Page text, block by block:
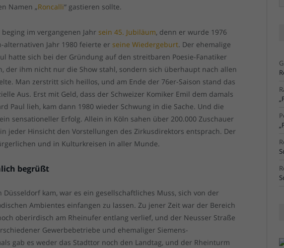
Namen „Roncalli“ gastieren sollte.
beging im vergangenen Jahr sein 45. Jubiläum, denn er wurde 1976
Jahr 1980 feierte er seine Wiedergeburt. Der ehemalige
hatte sich bei der Gründung auf den streitbaren Poesie-Fanatiker
der ihm nicht nur die Show stahl, sondern sich überhaupt nach allen
Man zerstritt sich heillos, und am Ende der 76er-Saison stand das
Aus. Erst mit Geld, dass der Schweizer Komiker Emil dem damals
Paul lieh, kam dann 1980 wieder Schwung in die Sache. Und die
sensationeller Erfolg. Allein in Köln sahen über 200.000 Zuschauer
jeder Hinsicht den Vorstellungen des Zirkusdirektors entsprach. Der
und in Kulturkreisen in aller Munde.
begrüßt
kam, war es ein gesellschaftliches Muss, sich von der
Ambientes einfangen zu lassen. Zu jener Zeit war der Bereich
oberirdisch am Rheinufer entlang verlief, und der Neusser Straße
Gewerbebetriebe und ehemaliger Siemens-
gab es weder das Stadttor noch den Landtag, und der Rheinturm